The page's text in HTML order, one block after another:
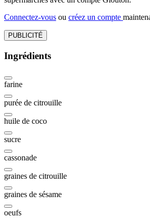
Connectez-vous ou créez un compte
PUBLICITÉ
Ingrédients
farine
purée de citrouille
huile de coco
sucre
cassonade
graines de citrouille
graines de sésame
oeufs